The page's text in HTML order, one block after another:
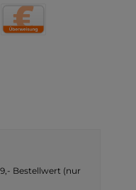
Bestellwert (nur